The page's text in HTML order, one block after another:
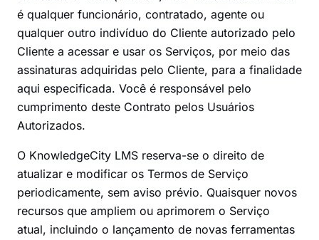
é qualquer funcionário, contratado, agente ou
qualquer outro indivíduo do Cliente autorizado pelo
Cliente a acessar e usar os Serviços, por meio das
assinaturas adquiridas pelo Cliente, para a finalidade
aqui especificada. Você é responsável pelo
cumprimento deste Contrato pelos Usuários
Autorizados.
O KnowledgeCity LMS reserva-se o direito de
atualizar e modificar os Termos de Serviço
periodicamente, sem aviso prévio. Quaisquer novos
recursos que ampliem ou aprimorem o Serviço
atual, incluindo o lançamento de novas ferramentas